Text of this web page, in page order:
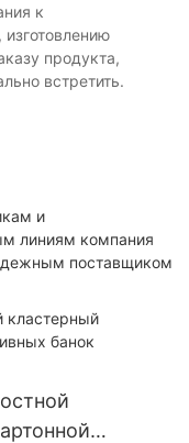
к
продукта,
встретить.
и
линиям компания
поставщиком